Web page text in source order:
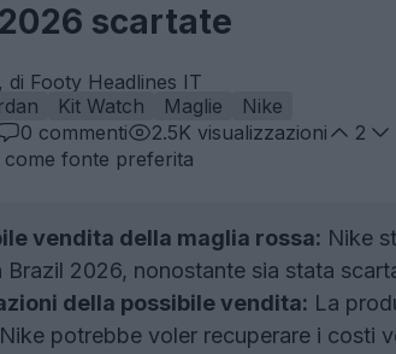
scartate
di Footy Headlines IT
Kit Watch Maglie
Nike
0 commenti 2.5K visualizzazioni 2
come fonte preferita
vendita della maglia rossa: Nike
Brazil 2026, nonostante sia stata
della possibile vendita: La
potrebbe voler recuperare i costi